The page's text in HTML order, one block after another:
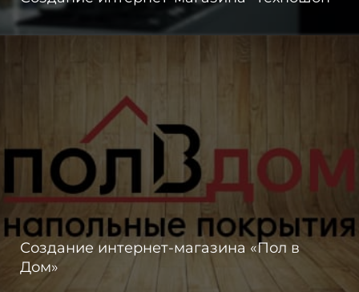
Создание интернет-магазина «Пол в
Дом»